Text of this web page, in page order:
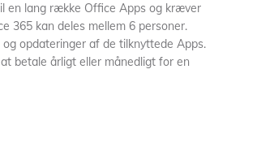
en lang række Office Apps og kræver
365 kan deles mellem 6 personer.
opdateringer af de tilknyttede Apps.
betale årligt eller månedligt for en